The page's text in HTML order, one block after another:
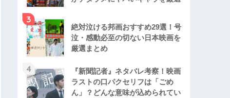
3
絶対泣ける邦画おすすめ29選！号
泣・感動必至の切ない日本映画を
厳選まとめ
4
『新聞記者』ネタバレ考察！映画
ラストの口パクセリフは「ごめ
ん」？どんな意味が込められてい